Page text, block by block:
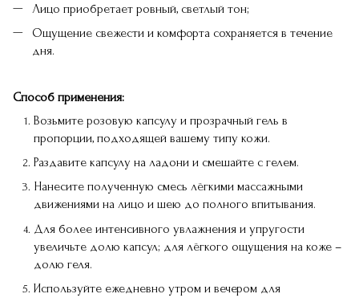
Лицо приобретает ровный, светлый тон;
Ощущение свежести и комфорта сохраняется в течение
дня.
Способ применения:
Возьмите розовую капсулу и прозрачный гель в
пропорции, подходящей вашему типу кожи.
Раздавите капсулу на ладони и смешайте с гелем.
Нанесите полученную смесь лёгкими массажными
движениями на лицо и шею до полного впитывания.
Для более интенсивного увлажнения и упругости
увеличьте долю капсул; для лёгкого ощущения на коже –
долю геля.
Используйте ежедневно утром и вечером для